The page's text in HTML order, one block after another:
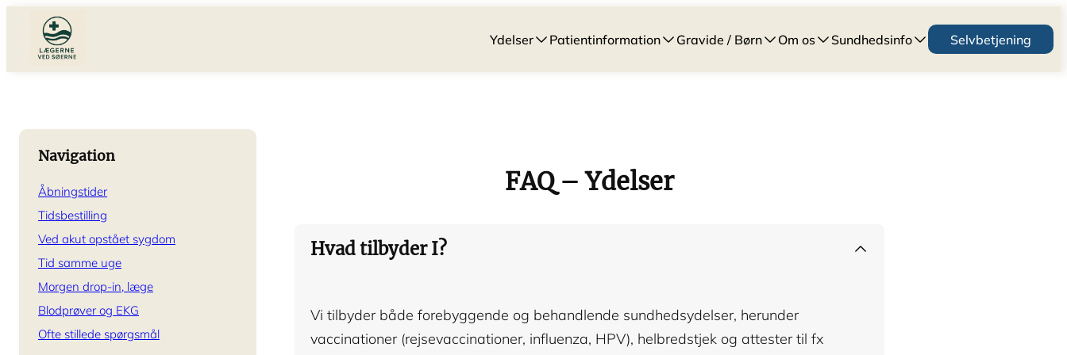
Ydelser Patientinformation Gravide / Børn Om os Sundhedsinfo Selvbetjening
Navigation
Åbningstider
Tidsbestilling
Ved akut opstået sygdom
Tid samme uge
Morgen drop-in, læge
Blodprøver og EKG
Ofte stillede spørgsmål
FAQ – Ydelser
Hvad tilbyder I?
Vi tilbyder både forebyggende og behandlende sundhedsydelser, herunder
vaccinationer (rejsevaccinationer, influenza, HPV), helbredstjek og attester til fx